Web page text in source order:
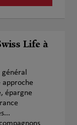
Life à
approche
épargne